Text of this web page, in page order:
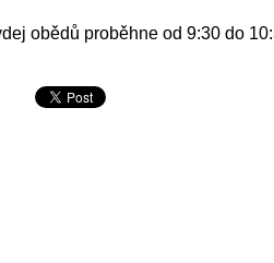
obědů proběhne od 9:30 do